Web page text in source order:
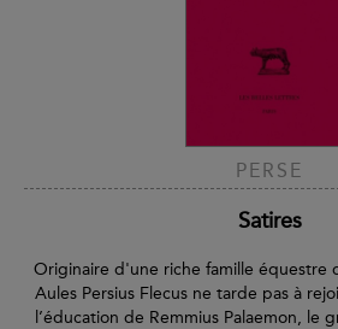
PERSE
Satires
Originaire d'une riche famille équestre
Aules Persius Flecus ne tarde pas à
l’éducation de Remmius Palaemon, le